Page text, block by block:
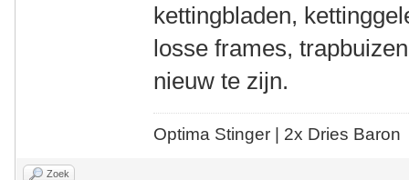
kettingbladen,
losse frames,
nieuw te zijn.
Optima Stinger | 2x Dries Baron
Zoek